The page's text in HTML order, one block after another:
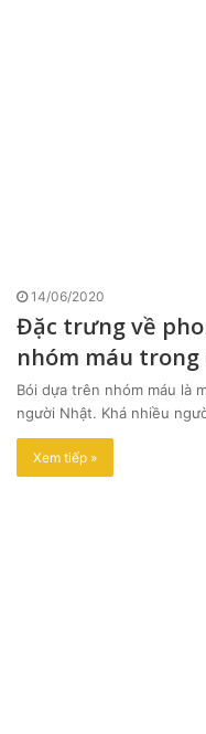
14/06/2020
Đặc trưng về
nhóm máu
Bói dựa trên nhóm máu là
người Nhật. Khá nhiều
Xem tiếp »